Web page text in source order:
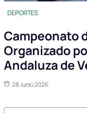
DEPORTES
Campeonato
Organizado
Andaluza de
28 Junio 2026